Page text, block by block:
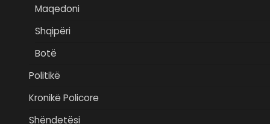
Maqedoni
Shqipëri
Botë
Politikë
Kronikë Policore
Shëndetësi